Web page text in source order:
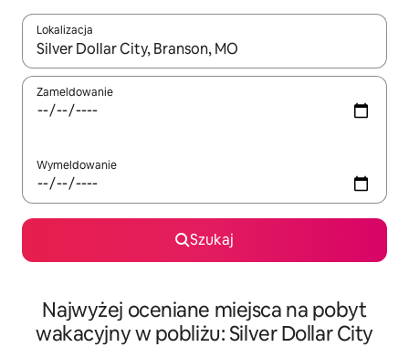
Lokalizacja
Gdy wyniki będą dostępne, możesz poruszać się po nich za
Zameldowanie
Wymeldowanie
Szukaj
Najwyżej oceniane miejsca na pobyt
wakacyjny w pobliżu: Silver Dollar City